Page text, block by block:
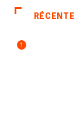
RÉCENTE
1